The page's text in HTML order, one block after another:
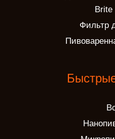
Brite
Фильтр